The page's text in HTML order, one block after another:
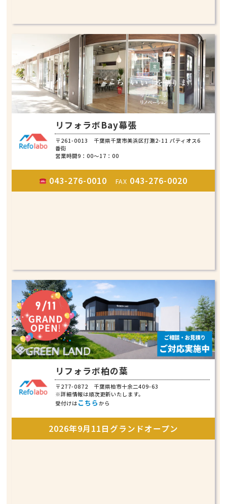
リフォラボBay幕張
〒261-0013 千葉県千葉市美浜区打瀬2-11 パティオス6
番街
営業時間9：00～17：00
043-276-0010FAX 043-276-0020
リフォラボ柏の葉
〒277-0872 千葉県柏市十余二409-63
※詳細情報は順次更新いたします。
受付けは こちらから
2026年9月11日グランドオープン